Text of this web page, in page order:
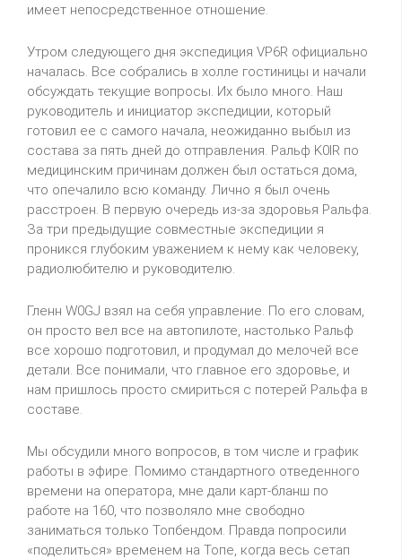
имеет непосредственное отношение.
Утром следующего дня экспедиция VP6R официально
началась. Все собрались в холле гостиницы и начали
обсуждать текущие вопросы. Их было много. Наш
руководитель и инициатор экспедиции, который
готовил ее с самого начала, неожиданно выбыл из
состава за пять дней до отправления. Ральф K0IR по
медицинским причинам должен был остаться дома,
что опечалило всю команду. Лично я был очень
расстроен. В первую очередь из-за здоровья Ральфа.
За три предыдущие совместные экспедиции я
проникся глубоким уважением к нему как человеку,
радиолюбителю и руководителю.
Гленн W0GJ взял на себя управление. По его словам,
он просто вел все на автопилоте, настолько Ральф
все хорошо подготовил, и продумал до мелочей все
детали. Все понимали, что главное его здоровье, и
нам пришлось просто смириться с потерей Ральфа в
составе.
Мы обсудили много вопросов, в том числе и график
работы в эфире. Помимо стандартного отведенного
времени на оператора, мне дали карт-бланш по
работе на 160, что позволяло мне свободно
заниматься только Топбендом. Правда попросили
«поделиться» временем на Топе, когда весь сетап